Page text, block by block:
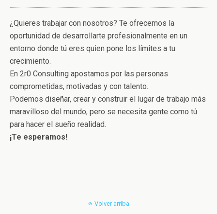
¿Quieres trabajar con nosotros? Te ofrecemos la
oportunidad de desarrollarte profesionalmente en un
entorno donde tú eres quien pone los límites a tu
crecimiento.
En 2r0 Consulting apostamos por las personas
comprometidas, motivadas y con talento.
Podemos diseñar, crear y construir el lugar de trabajo más
maravilloso del mundo, pero se necesita gente como tú
para hacer el sueño realidad.
¡Te esperamos!
Volver arriba